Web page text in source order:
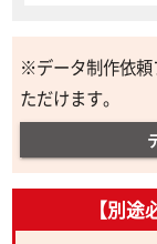
※データ制作依頼
ただけます。
【別